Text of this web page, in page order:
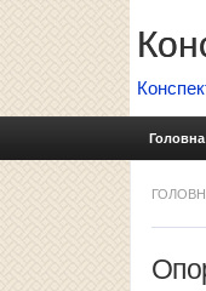
Головна